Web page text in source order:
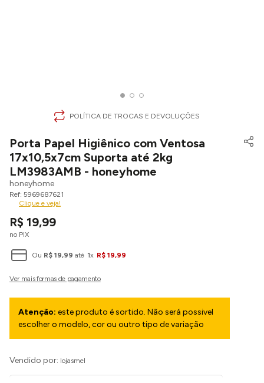
POLÍTICA DE TROCAS E DEVOLUÇÕES
Porta Papel Higiênico com Ventosa
17x10,5x7cm Suporta até 2kg
LM3983AMB - honeyhome
honeyhome
5969687621
Clique e veja!
R$ 19,99
no PIX
Ou R$ 19,99 até 1x R$ 19,99
Atenção: este produto é sortido. Não será possivel
escolher o modelo, cor ou outro tipo de variação
Vendido por: lojasmel